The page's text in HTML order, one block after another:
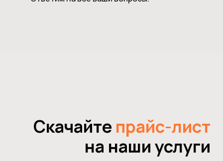
Скачайте прайс-лист
на наши услуги